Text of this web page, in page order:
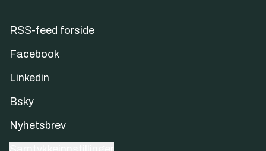
RSS-feed forside
Facebook
Linkedin
Bsky
Nyhetsbrev